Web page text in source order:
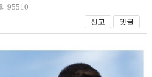
95510
신고 댓글